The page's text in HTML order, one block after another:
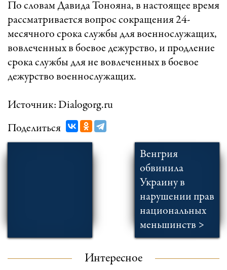
По словам Давида Тонояна, в настоящее время
рассматривается вопрос сокращения 24-
месячного срока службы для военнослужащих,
вовлеченных в боевое дежурство, и продление
срока службы для не вовлеченных в боевое
дежурство военнослужащих.
Источник: Dialogorg.ru
Поделиться
Венгрия
обвинила
Украину в
нарушении прав
национальных
меньшинств >
Интересное